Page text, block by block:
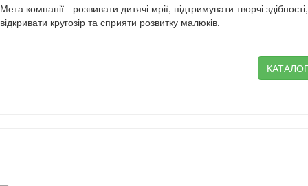
Мета компанії - розвивати дитячі мрії, підтримувати творчі здібності,
відкривати кругозір та сприяти розвитку малюків.